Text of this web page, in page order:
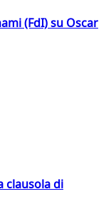
(FdI) su Oscar
clausola di